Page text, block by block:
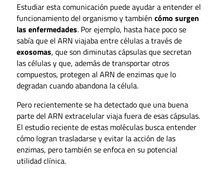
Estudiar esta comunicación puede ayudar a entender el
funcionamiento del organismo y también cómo surgen
las enfermedades. Por ejemplo, hasta hace poco se
sabía que el ARN viajaba entre células a través de
exosomas, que son diminutas cápsulas que secretan
las células y que, además de transportar otros
compuestos, protegen al ARN de enzimas que lo
degradan cuando abandona la célula.
Pero recientemente se ha detectado que una buena
parte del ARN extracelular viaja fuera de esas cápsulas.
El estudio reciente de estas moléculas busca entender
cómo logran trasladarse y evitar la acción de las
enzimas, pero también se enfoca en su potencial
utilidad clínica.